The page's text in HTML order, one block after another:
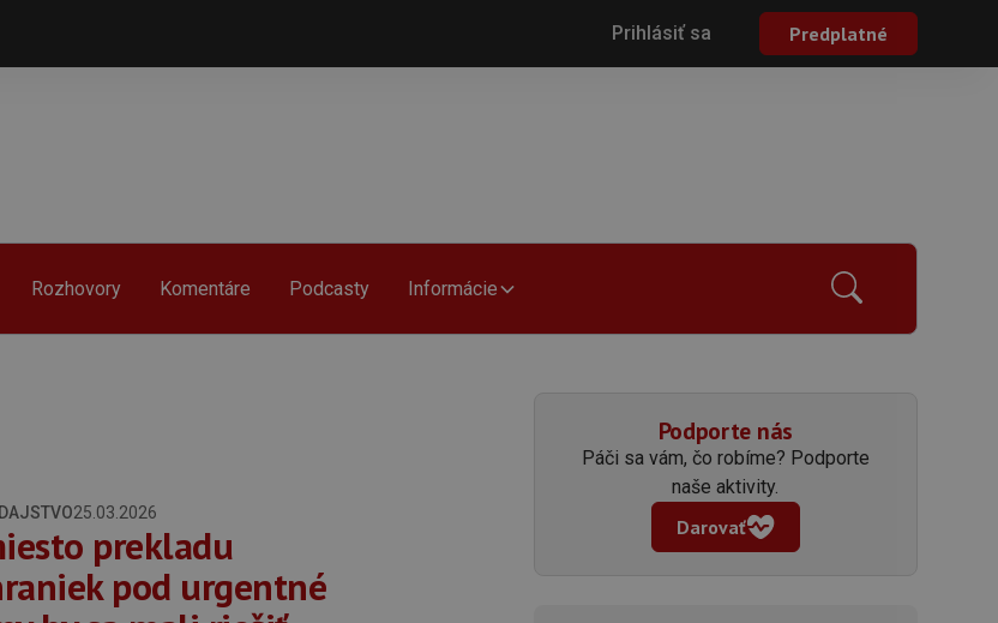
Prihlásiť sa Predplatné
Rozhovory Komentáre Podcasty Informácie
25.03.2026
prekladu
pod urgentné
Podporte nás
Páči sa vám, čo robíme? Podporte
naše aktivity.
Darovať